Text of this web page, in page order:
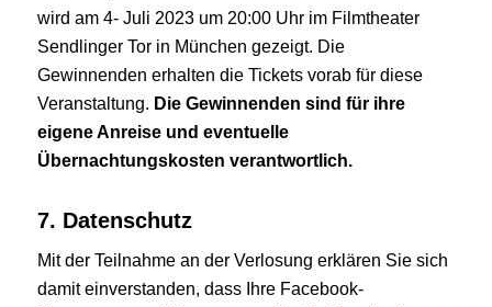
wird am 4- Juli 2023 um 20:00 Uhr im Filmtheater
Sendlinger Tor in München gezeigt. Die
Gewinnenden erhalten die Tickets vorab für diese
Veranstaltung. Die Gewinnenden sind für ihre
eigene Anreise und eventuelle
Übernachtungskosten verantwortlich.
7. Datenschutz
Mit der Teilnahme an der Verlosung erklären Sie sich
damit einverstanden, dass Ihre Facebook-